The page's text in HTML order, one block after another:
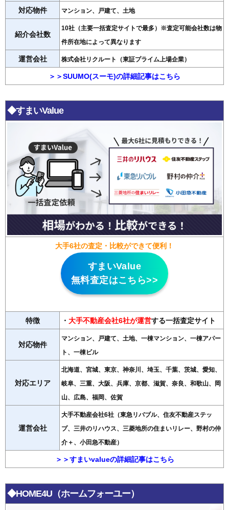
対応物件 マンション、戸建て、土地
紹介会社数
10社（主要一括査定サイトで最多）※査定可能会社数は物
件所在地によって異なります
運営会社 株式会社リクルート（東証プライム上場企業）
＞＞SUUMO(スーモ)の詳細記事はこちら
◆すまいValue
大手6社の査定・比較ができて便利！
すまいValue
無料査定はこちら>>
特徴 ・ 大手不動産会社6社が運営する一括査定サイト
対応物件
マンション、戸建て、土地、一棟マンション、一棟アパー
ト、一棟ビル
対応エリア
北海道、宮城、東京、神奈川、埼玉、千葉、茨城、愛知、
岐阜、三重、大阪、兵庫、京都、滋賀、奈良、和歌山、岡
山、広島、福岡、佐賀
運営会社
大手不動産会社6社（東急リバブル、住友不動産ステッ
プ、三井のリハウス、三菱地所の住まいリレー、野村の仲
介＋、小田急不動産）
＞＞すまいvalueの詳細記事はこちら
◆HOME4U（ホームフォーユー）